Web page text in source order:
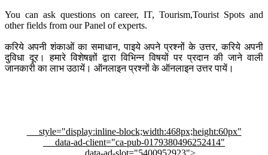
You can ask questions on career, IT, Tourism,Tourist Spots and
other fields from our Panel of experts.
करिये अपनी शंकाओं का समाधान, पाइये अपने प्रश्नों के उत्तर, करिये अपनी
दुविधा दूर। हमारे विशेषज्ञों द्वारा विभिन्न विषयों पर प्रदान की जाने वाली
जानकारी का लाभ उठायें। ऑनलाइन प्रश्नों के ऑनलाइन उत्तर पायें।
style="display:inline-block;width:468px;height:60px"
data-ad-client="ca-pub-0179380496252414"
data-ad-slot="5400952923">